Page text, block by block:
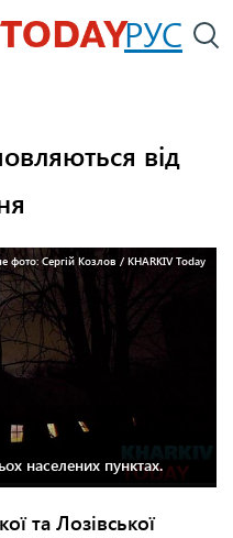
РУС
від
фото: Сергій Козлов / KHARKIV Today
населених пунктах.
та Лозівської